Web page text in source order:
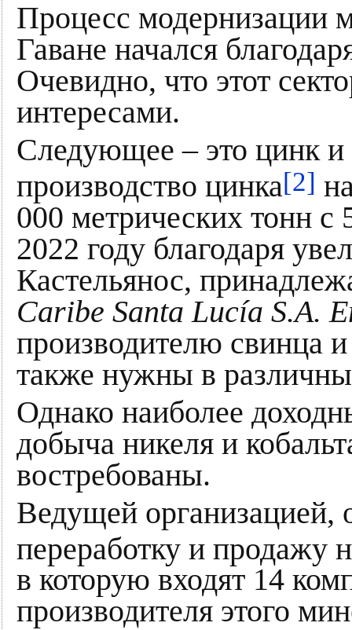
Процесс модернизации
Гаване начался
Очевидно, что этот
интересами.
Следующее – это цинк и
производство цинка[2]
000 метрических тонн с
2022 году благодаря
Кастельянос,
Caribe Santa Lucía S.A.
производителю свинца
также нужны в
Однако наиболее
добыча никеля и
востребованы.
Ведущей организацией,
переработку и продажу
в которую входят 14
производителя этого